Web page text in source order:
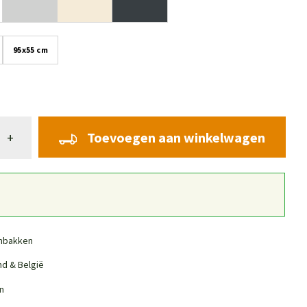
95x55 cm
+ Toevoegen aan winkelwagen
& België